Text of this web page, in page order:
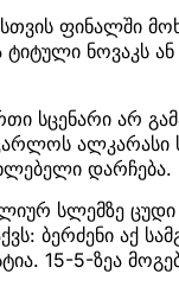
ფინალში
ნოვაკს
სცენარი არ
ალკარასი
დარჩება.
სლემზე ცუდი
ბერძენი აქ
15-5-ზეა